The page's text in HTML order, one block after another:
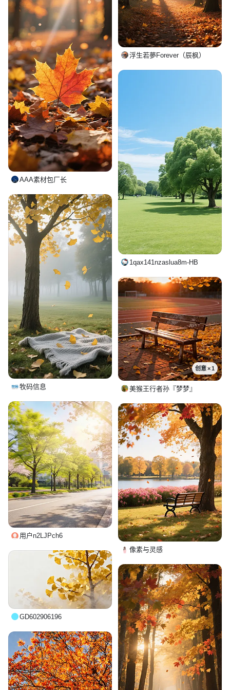
浮生若夢Forever（辰枫）
AAA素材包厂长
1qax141nzaslua8m-HB
牧码信息
创意 × 1
美猴王行者孙『梦梦』
用户n2LJPch6
像素与灵感
GD602906196